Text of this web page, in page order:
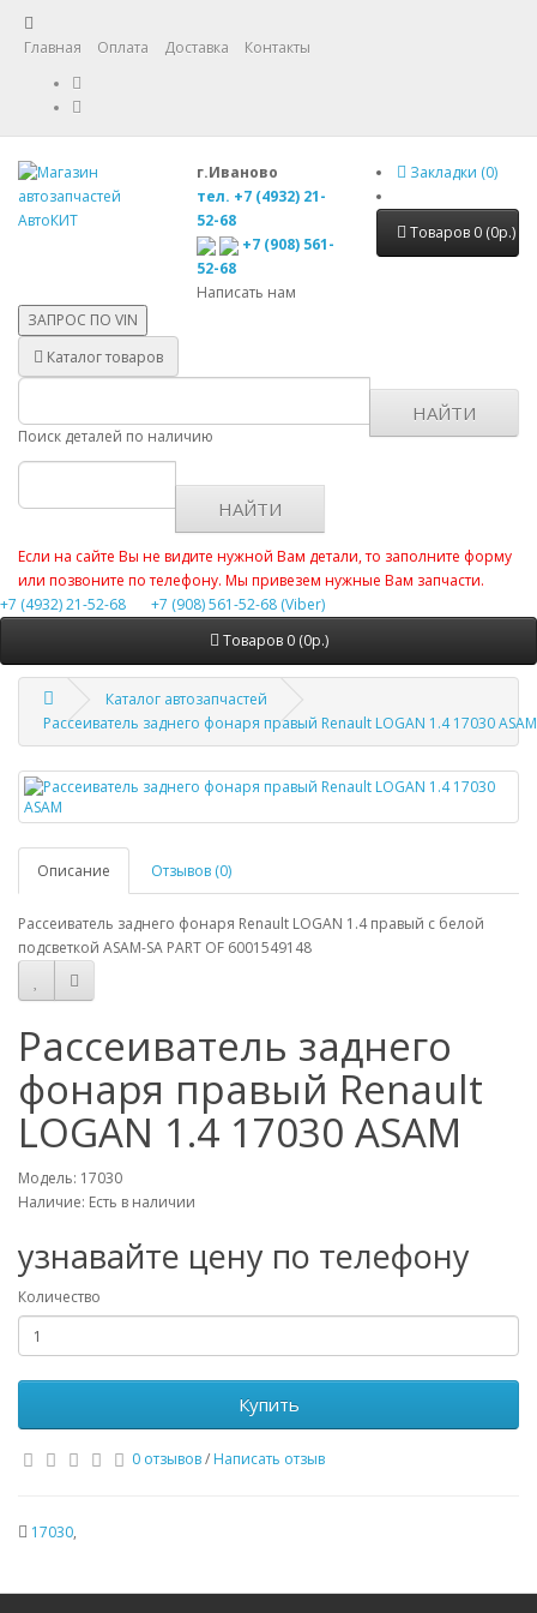
Главная Оплата Доставка Контакты
г.Иваново
тел. +7 (4932) 21-
52-68
+7 (908) 561-
52-68
Написать нам
Закладки (0)
Товаров 0 (0р.)
ЗАПРОС ПО VIN
Каталог товаров
Поиск деталей по наличию
НАЙТИ
НАЙТИ
Если на сайте Вы не видите нужной Вам детали, то заполните форму
или позвоните по телефону. Мы привезем нужные Вам запчасти.
+7 (4932) 21-52-68
+7 (908) 561-52-68 (Viber)
Товаров 0 (0р.)
Каталог автозапчастей
Рассеиватель заднего фонаря правый Renault LOGAN 1.4 17030 ASAM
Описание Отзывов (0)
Рассеиватель заднего фонаря Renault LOGAN 1.4 правый с белой
подсветкой ASAM-SA PART OF 6001549148
Рассеиватель заднего
фонаря правый Renault
LOGAN 1.4 17030 ASAM
Модель: 17030
Наличие: Есть в наличии
узнавайте цену по телефону
Количество
Купить
0 отзывов/ Написать отзыв
17030,